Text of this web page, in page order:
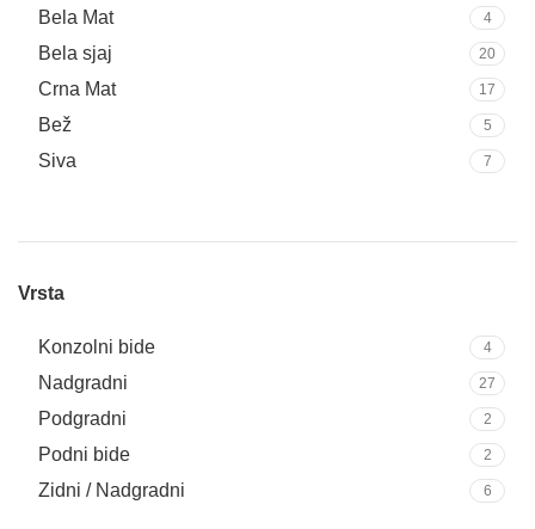
Bela Mat 4
Bela sjaj 20
Crna Mat 17
Bež 5
Siva 7
Vrsta
Konzolni bide 4
Nadgradni 27
Podgradni 2
Podni bide 2
Zidni / Nadgradni 6